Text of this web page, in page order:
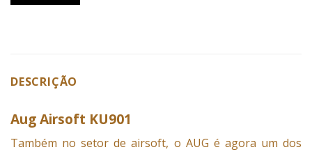
DESCRIÇÃO
Aug Airsoft KU901
Também no setor de airsoft, o AUG é agora um dos